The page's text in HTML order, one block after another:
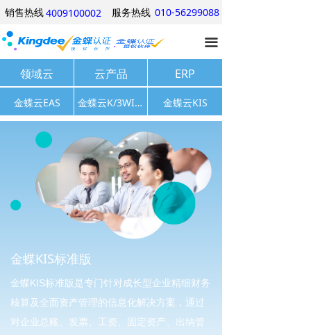
销售热线4009100002 010-56299088
服务热线
끀
网站首页
产品中心
行业方案
经典案例
关于我们
优惠信息
产品试用
金蝶KIS标准版
金蝶KIS标准版是专门针对成长型企业精细财务
核算及全面资产管理的信息化解决方案，通过
对企业总账、发票、工资、固定资产、出纳管
金蝶云EAS 金蝶云K/3WISE 金蝶云KIS
领域云 云产品 ERP